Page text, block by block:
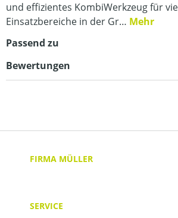
und effizientes KombiWerkzeug für
Einsatzbereiche in der Gr… Mehr
Passend zu
Bewertungen
FIRMA MÜLLER
SERVICE